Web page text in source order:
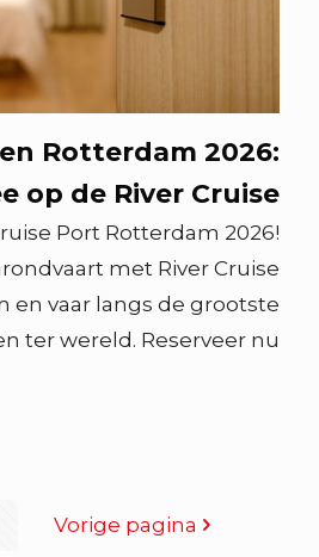
Rotterdam 2026:
op de River Cruise
Port Rotterdam 2026!
met River Cruise
en vaar langs de grootste
ter wereld. Reserveer nu.
Vorige pagina